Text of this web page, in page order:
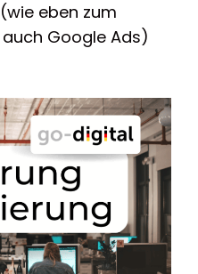
eben zum
auch Google Ads)